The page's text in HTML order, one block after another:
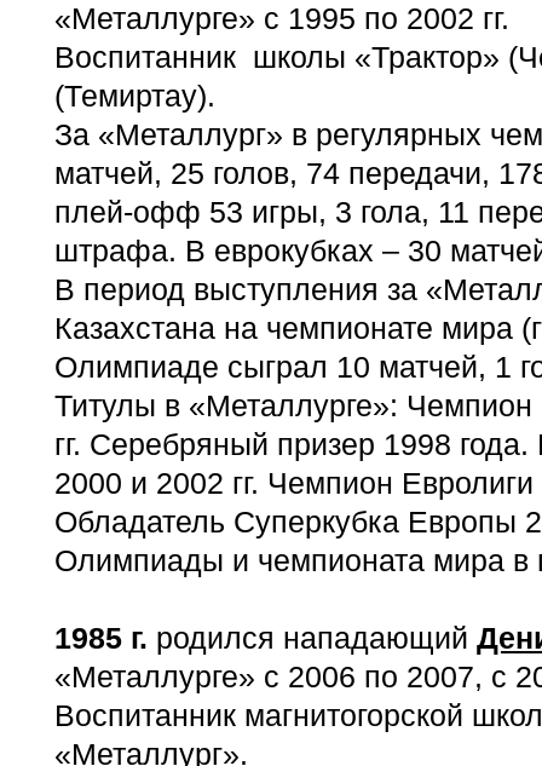
«Металлурге» с 1995 по 2002 гг.
Воспитанник школы «Трактор»
(Темиртау).
За «Металлург» в регулярных
матчей, 25 голов, 74 передачи,
плей-офф 53 игры, 3 гола, 11
штрафа. В еврокубках – 30
В период выступления за
Казахстана на чемпионате мира
Олимпиаде сыграл 10 матчей, 1
Титулы в «Металлурге»:
гг. Серебряный призер 1998
2000 и 2002 гг. Чемпион Евролиги
Обладатель Суперкубка Европы
Олимпиады и чемпионата мира в
1985 г. родился нападающий
«Металлурге» с 2006 по 2007, с
Воспитанник магнитогорской
«Металлург».